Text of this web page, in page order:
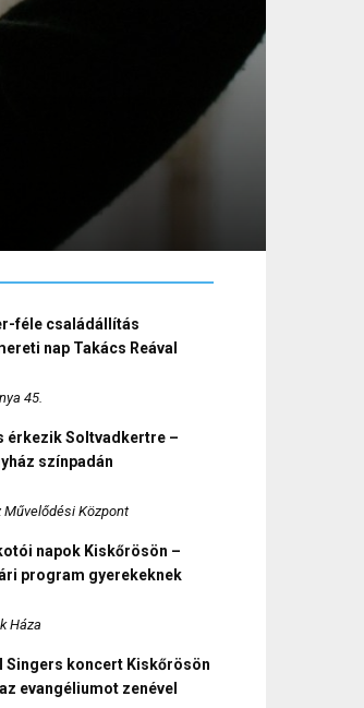
féle családállítás
nap Takács Reával
45.
érkezik Soltvadkertre –
színpadán
Művelődési Központ
napok Kiskőrösön –
program gyerekeknek
Háza
Singers koncert Kiskőrösön
evangéliumot zenével